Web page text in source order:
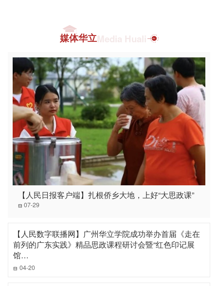
媒体华立
【人民日报客户端】扎根侨乡大地，上好“大思政课”
07-29
04-20
【人民数字联播网】广州华立学院成功举办首届《走在
前列的广东实践》精品思政课程研讨会暨“红色印记展
馆…